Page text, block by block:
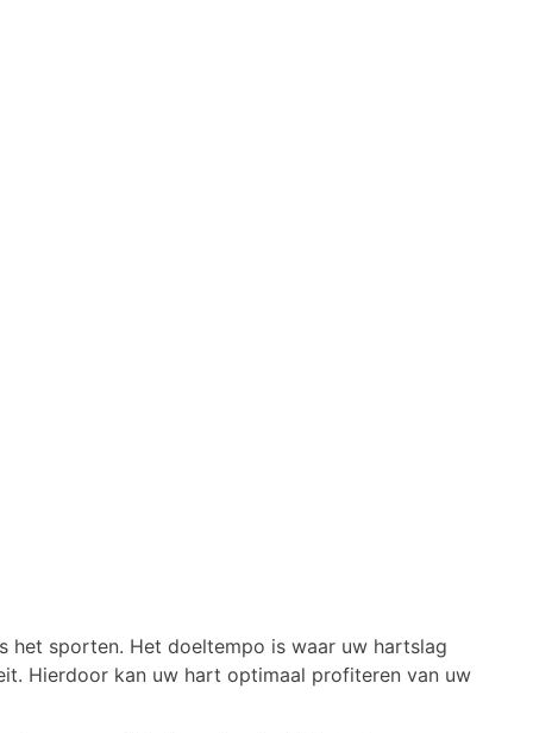
het sporten. Het doeltempo is waar uw hartslag
Hierdoor kan uw hart optimaal profiteren van uw